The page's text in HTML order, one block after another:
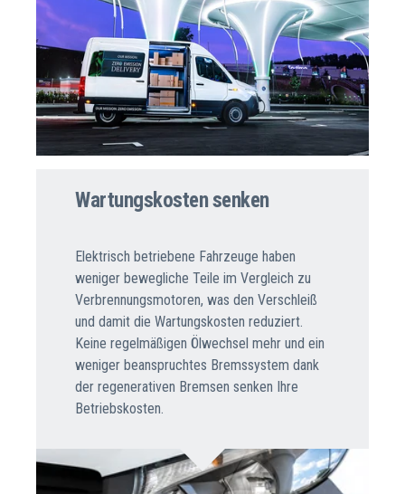
Wartungskosten senken
Elektrisch betriebene Fahrzeuge haben
weniger bewegliche Teile im Vergleich zu
Verbrennungsmotoren, was den Verschleiß
und damit die Wartungskosten reduziert.
Keine regelmäßigen Ölwechsel mehr und ein
weniger beanspruchtes Bremssystem dank
der regenerativen Bremsen senken Ihre
Betriebskosten.